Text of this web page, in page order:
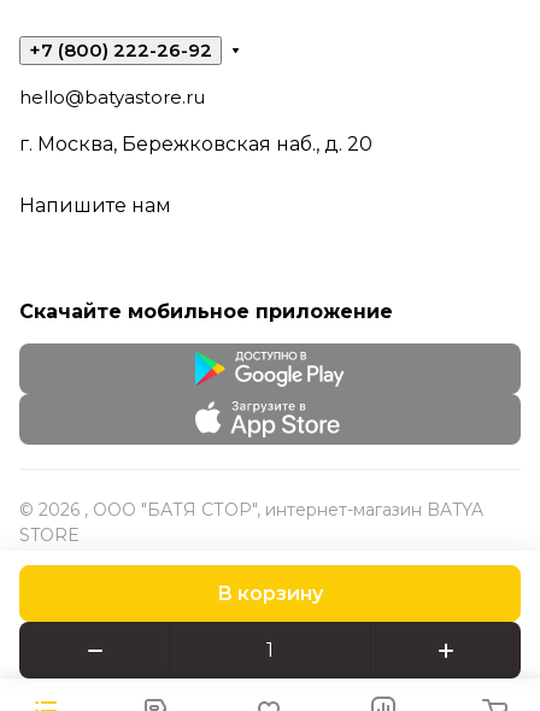
В корзину
+7 (800) 222-26-92
hello@batyastore.ru
г. Москва, Бережковская наб., д. 20
Напишите нам
Скачайте мобильное приложение
© 2026 , ООО "БАТЯ СТОР", интернет-магазин BATYA
STORE
Конфиденциальность Оферта